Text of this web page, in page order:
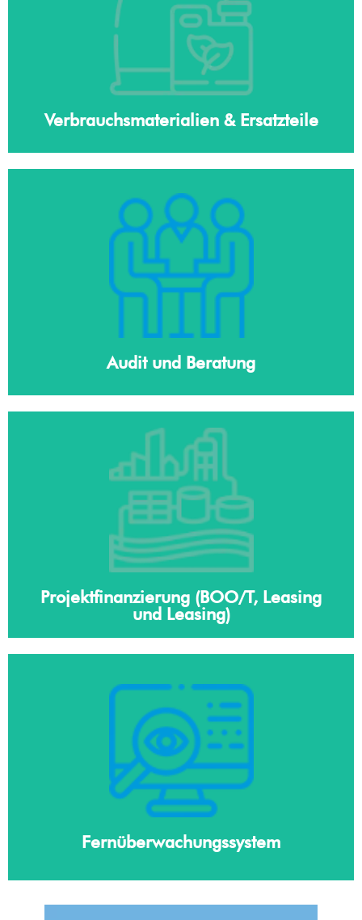
Verbrauchsmaterialien & Ersatzteile
Verbrauchsmaterialien & Ersatzteile
Erfahren Sie mehr
Audit und Beratung
Audit und Beratung
Erfahren Sie mehr
Projektfinanzierung (BOO/T, Leasing
und Leasing)
Projektfinanzierung (BOO/T, Leasing
und Leasing)
Erfahren Sie mehr
Fernüberwachungssystem
Fernüberwachungssystem
Erfahren Sie mehr